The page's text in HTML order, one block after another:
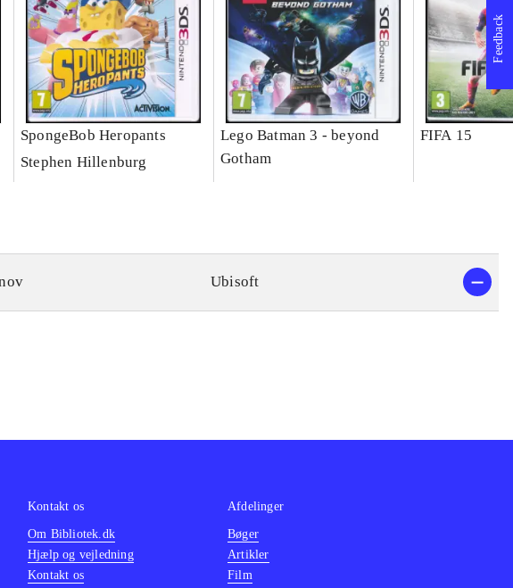
SpongeBob Heropants
Stephen Hillenburg
Lego Batman 3 - beyond
Gotham
FIFA 15
Ubisoft
Feedback
Kontakt os
Om Bibliotek.dk
Hjælp og vejledning
Kontakt os
Afdelinger
Bøger
Artikler
Film